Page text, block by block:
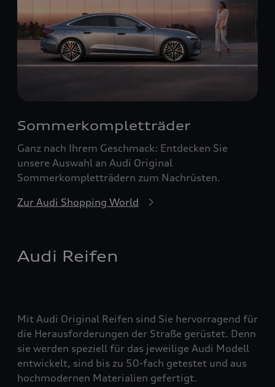
Sommerkompletträder
Ganz nach Ihrem Geschmack: Entdecken Sie
unsere Auswahl an Audi Original
Sommerkompletträdern zum Nachrüsten.
Zur Audi Shopping World
Audi Reifen
Mit Audi Original Reifen sind Sie hervorragend für
die Herausforderungen der Straße gerüstet. Denn
sie werden speziell für das jeweilige Audi Modell
entwickelt, sind bis zu 50-fach getestet und aus
hochmodernen Materialien gefertigt.